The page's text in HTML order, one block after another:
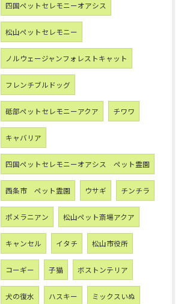
四国ペットセレモニーオアシス
松山ペットセレモニー
ノルウェージャンフォレストキャット
フレンチブルドッグ
砥部ペットセレモニーアクア チワワ
キャバリア
四国ペットセレモニーオアシス ペット霊園
西条市 ペット霊園 ウサギ チンチラ
ポメラニアン 松山ペット斎場アクア
キャンセル イタチ 松山市役所
コーギー 子猫 ボストンテリア
犬の復水 ハスキー ミックスいぬ